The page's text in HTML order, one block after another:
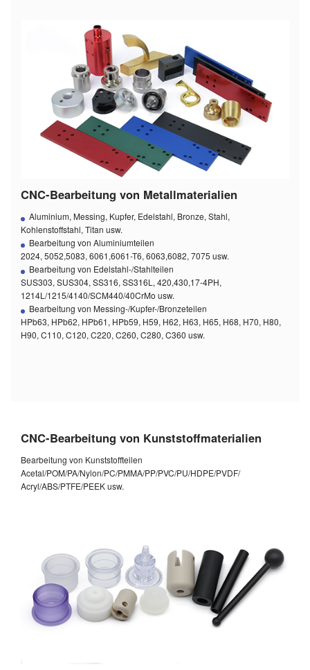
CNC-Bearbeitung von Metallmaterialien
Aluminium, Messing, Kupfer, Edelstahl, Bronze, Stahl,
Kohlenstoffstahl, Titan usw.
Bearbeitung von Aluminiumteilen
2024, 5052,5083, 6061,6061-T6, 6063,6082, 7075 usw.
Bearbeitung von Edelstahl-/Stahlteilen
SUS303, SUS304, SS316, SS316L, 420,430,17-4PH,
1214L/1215/4140/SCM440/40CrMo usw.
Bearbeitung von Messing-/Kupfer-/Bronzeteilen
HPb63, HPb62, HPb61, HPb59, H59, H62, H63, H65, H68, H70, H80,
H90, C110, C120, C220, C260, C280, C360 usw.
CNC-Bearbeitung von Kunststoffmaterialien
Bearbeitung von Kunststoffteilen
Acetal/POM/PA/Nylon/PC/PMMA/PP/PVC/PU/HDPE/PVDF/
Acryl/ABS/PTFE/PEEK usw.